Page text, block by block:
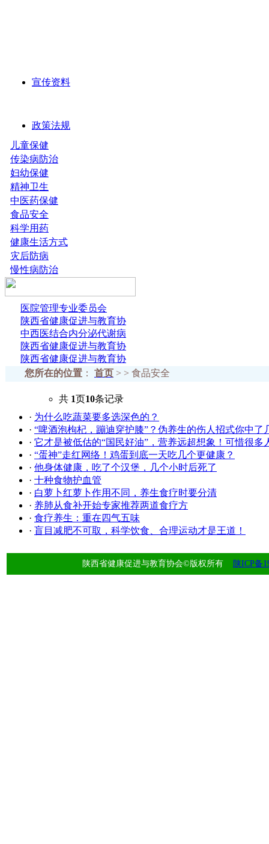
宣传资料
政策法规
儿童保健
传染病防治
妇幼保健
精神卫生
中医药保健
食品安全
科学用药
健康生活方式
灾后防病
慢性病防治
医院管理专业委员会
陕西省健康促进与教育协
中西医结合内分泌代谢病
陕西省健康促进与教育协
陕西省健康促进与教育协
您所在的位置 ： 首页 > > 食品安全
共 1页10条记录
· 为什么吃蔬菜要多选深色的？
· “啤酒泡枸杞，蹦迪穿护膝”？伪养生的伤人招式你中了
· 它才是被低估的“国民好油”，营养远超想象！可惜很多
· “蛋神”走红网络！鸡蛋到底一天吃几个更健康？
· 他身体健康，吃了个汉堡，几个小时后死了
· 十种食物护血管
· 白萝卜红萝卜作用不同，养生食疗时要分清
· 养肺从食补开始专家推荐两道食疗方
· 食疗养生：重在四气五味
· 盲目减肥不可取，科学饮食、合理运动才是王道！
陕西省健康促进与教育协会©版权所有 陕ICP备